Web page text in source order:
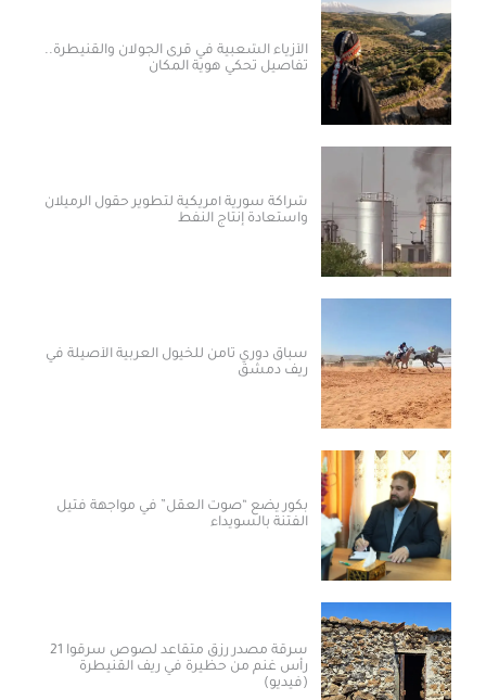
الأزياء الشعبية في قرى الجولان والقنيطرة..
تفاصيل تحكي هوية المكان
شراكة سورية أمريكية لتطوير حقول الرميلان
واستعادة إنتاج النفط
سباق دوري ثامن للخيول العربية الأصيلة في
ريف دمشق
بكور يضع “صوت العقل” في مواجهة فتيل
الفتنة بالسويداء
سرقة مصدر رزق متقاعد لصوص سرقوا 21
رأس غنم من حظيرة في ريف القنيطرة
(فيديو)